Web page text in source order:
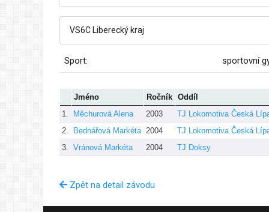
Sport: sportovní
Jméno Ročník Oddíl
1.
Měchurová Alena 2003
TJ Lokomotiva Česká
2.
Bednářová Markéta 2004
TJ Lokomotiva Česká
3.
Vránová Markéta 2004 TJ Doksy
Zpět na detail závodu